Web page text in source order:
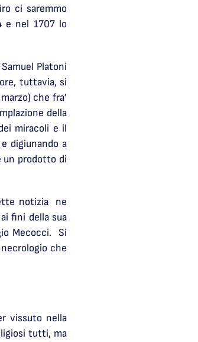
ci saremmo
e nel 1707 lo
Platoni
tuttavia, si
che fra’
della
miracoli e il
digiunando a
un prodotto di
notizia ne
fini della sua
Mecocci. Si
che
vissuto nella
tutti, ma